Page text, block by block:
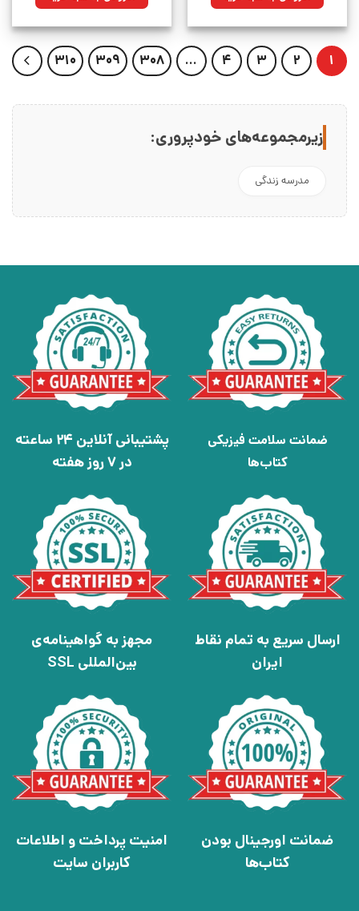
1
2
3
4
…
308
309
310
زیرمجموعه‌های خودپروری:
مدرسه زندگی
ضمانت سلامت فیزیکی
کتاب‌ها
پشتیبانی آنلاین 24 ساعته
در 7 روز هفته
ارسال سریع به تمام نقاط
ایران
مجهز به گواهینامه‌ی
بین‌المللی SSL
ضمانت اورجینال بودن
کتاب‌ها
امنیت پرداخت و اطلاعات
کاربران سایت